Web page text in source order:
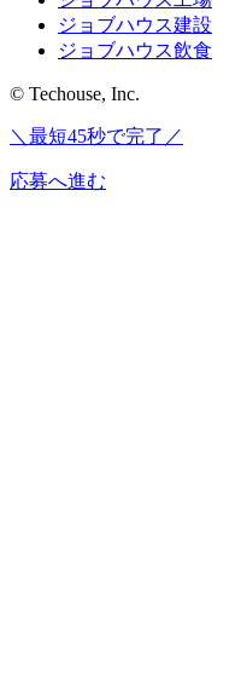
ジョブハウス建設
ジョブハウス飲食
© Techouse, Inc.
＼最短45秒で完了／
応募へ進む